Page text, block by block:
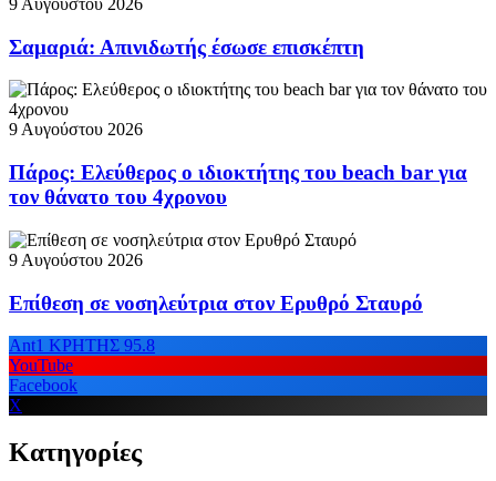
9 Αυγούστου 2026
Σαμαριά: Απινιδωτής έσωσε επισκέπτη
9 Αυγούστου 2026
Πάρος: Ελεύθερος ο ιδιοκτήτης του beach bar για
τον θάνατο του 4χρονου
9 Αυγούστου 2026
Επίθεση σε νοσηλεύτρια στον Ερυθρό Σταυρό
Ant1 ΚΡΗΤΗΣ 95.8
YouTube
Facebook
X
Κατηγορίες